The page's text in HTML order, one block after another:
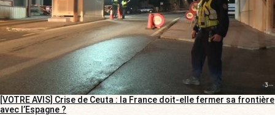
[VOTRE AVIS] Crise de Ceuta : la France doit-elle fermer sa frontière
avec l’Espagne ?